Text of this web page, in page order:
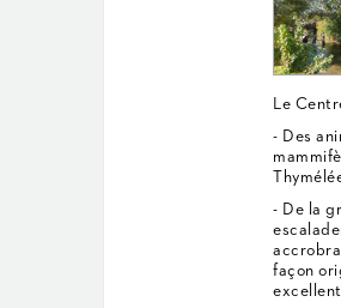
Le
- Des
- De la
façon